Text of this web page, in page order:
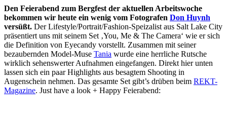
Den Feierabend zum Bergfest der aktuellen Arbeitswoche
bekommen wir heute ein wenig vom Fotografen Don Huynh
versüßt. Der Lifestyle/Portrait/Fashion-Speizalist aus Salt Lake City
präsentiert uns mit seinem Set ‚You, Me & The Camera‘ wie er sich
die Definition von Eyecandy vorstellt. Zusammen mit seiner
bezaubernden Model-Muse Tania wurde eine herrliche Rutsche
wirklich sehenswerter Aufnahmen eingefangen. Direkt hier unten
lassen sich ein paar Highlights aus besagtem Shooting in
Augenschein nehmen. Das gesamte Set gibt’s drüben beim REKT-
Magazine. Just have a look + Happy Feierabend: